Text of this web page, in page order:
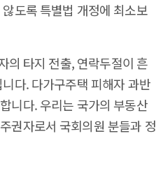
도록 특별법 개정에 최소보
의 타지 전출, 연락두절이 흔
다. 다가구주택 피해자 과반
니다. 우리는 국가의 부동산
권자로서 국회의원 분들과 정